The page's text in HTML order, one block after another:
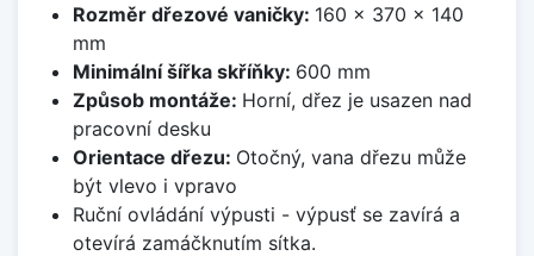
Rozměr dřezové vaničky: 160 x 370 x 140
mm
Minimální šířka skříňky: 600 mm
Způsob montáže: Horní, dřez je usazen nad
pracovní desku
Orientace dřezu: Otočný, vana dřezu může
být vlevo i vpravo
Ruční ovládání výpusti - výpusť se zavírá a
otevírá zamáčknutím sítka.